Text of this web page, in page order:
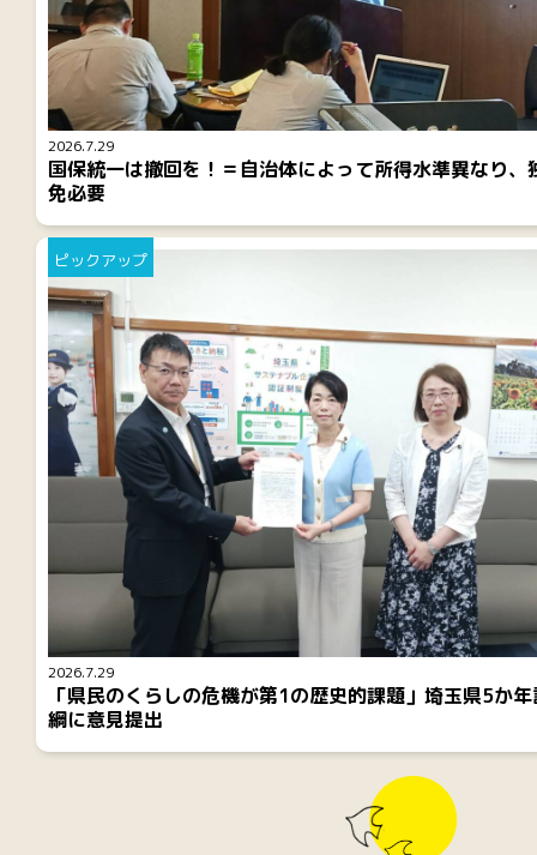
2026.7.29
国保統一は撤回を！＝自治体によって所得水準異なり、
免必要
2026.7.29
ピックアップ
「県民のくらしの危機が第1の歴史的課題」埼玉県5か
綱に意見提出